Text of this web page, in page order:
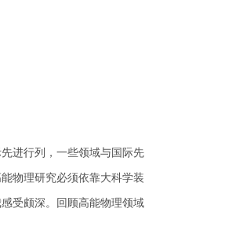
进行列，一些领域与国际先
物理研究必须依靠大科学装
受颇深。回顾高能物理领域